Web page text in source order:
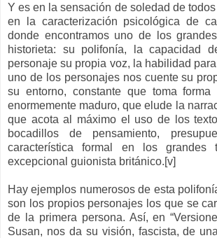
Y es en la sensación de soledad de
en la caracterización psicológica de
donde encontramos uno de los
historieta: su polifonía, la capacidad
personaje su propia voz, la habilidad
uno de los personajes nos cuente su
su entorno, constante que toma
enormemente maduro, que elude la
que acota al máximo el uso de los
bocadillos de pensamiento,
característica formal en los grandes
excepcional guionista británico.[v]
Hay ejemplos numerosos de esta
son los propios personajes los que se
de la primera persona. Así, en
Susan, nos da su visión, fascista, de